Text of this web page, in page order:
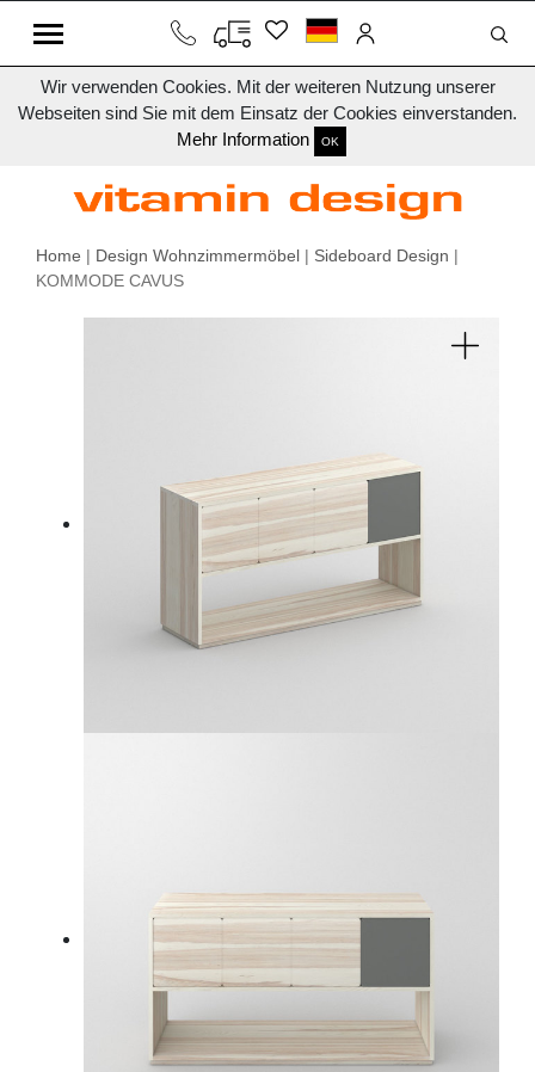
Wir verwenden Cookies. Mit der weiteren Nutzung unserer
Webseiten sind Sie mit dem Einsatz der Cookies einverstanden.
Mehr Information
OK
Home | Design Wohnzimmermöbel | Sideboard Design |
KOMMODE CAVUS